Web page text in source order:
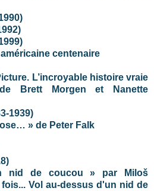
centenaire
L’incroyable histoire vraie
Brett Morgen et Nanette
1939)
» de Peter Falk
nid de coucou » par Miloš
Vol au-dessus d'un nid de